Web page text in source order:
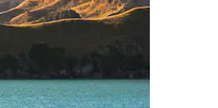
tocando e deslizando o dedo na